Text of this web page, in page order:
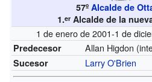
57º Alcalde de
1.erAlcalde de la
1 de enero de 2001-1 de
Predecesor Allan Higdon
Sucesor Larry O'Brien